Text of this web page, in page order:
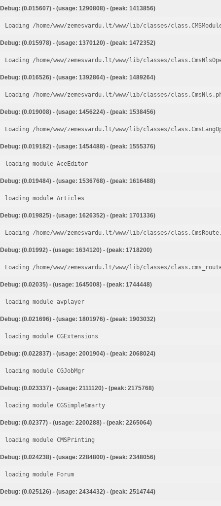
Debug: (0.015607) - (usage: 1290808) - (peak: 1413856)
Loading /home/www/zemesvardu.lt/www/lib/classes/
Debug: (0.015978) - (usage: 1370120) - (peak: 1472352)
Loading /home/www/zemesvardu.lt/www/lib/classes/
Debug: (0.016526) - (usage: 1392864) - (peak: 1489264)
Loading /home/www/zemesvardu.lt/www/lib/classes/
Debug: (0.019008) - (usage: 1456224) - (peak: 1538456)
Loading /home/www/zemesvardu.lt/www/lib/classes/
Debug: (0.019182) - (usage: 1454488) - (peak: 1555376)
loading module AceEditor
Debug: (0.019484) - (usage: 1536768) - (peak: 1616488)
loading module Articles
Debug: (0.019825) - (usage: 1626352) - (peak: 1701336)
Loading /home/www/zemesvardu.lt/www/lib/classes/
Debug: (0.01992) - (usage: 1634120) - (peak: 1718200)
Loading /home/www/zemesvardu.lt/www/lib/classes/
Debug: (0.02035) - (usage: 1645008) - (peak: 1744448)
loading module avplayer
Debug: (0.021696) - (usage: 1801976) - (peak: 1903032)
loading module CGExtensions
Debug: (0.022837) - (usage: 2001904) - (peak: 2068024)
loading module CGJobMgr
Debug: (0.023337) - (usage: 2111120) - (peak: 2175768)
loading module CGSimpleSmarty
Debug: (0.02377) - (usage: 2200288) - (peak: 2265064)
loading module CMSPrinting
Debug: (0.024238) - (usage: 2284800) - (peak: 2348056)
loading module Forum
Debug: (0.025126) - (usage: 2434432) - (peak: 2514744)